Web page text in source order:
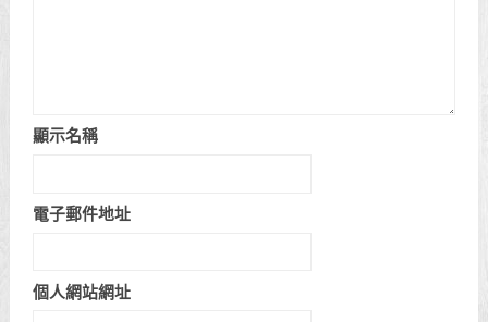
顯示名稱
電子郵件地址
個人網站網址